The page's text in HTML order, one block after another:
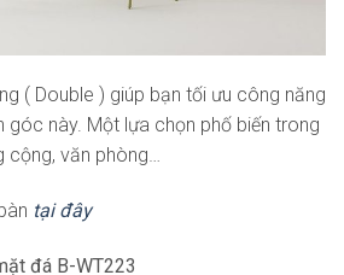
( Double ) giúp bạn tối ưu công năng
góc này. Một lựa chọn phố biến trong
cộng, văn phòng…
tại đây
đá B-WT223